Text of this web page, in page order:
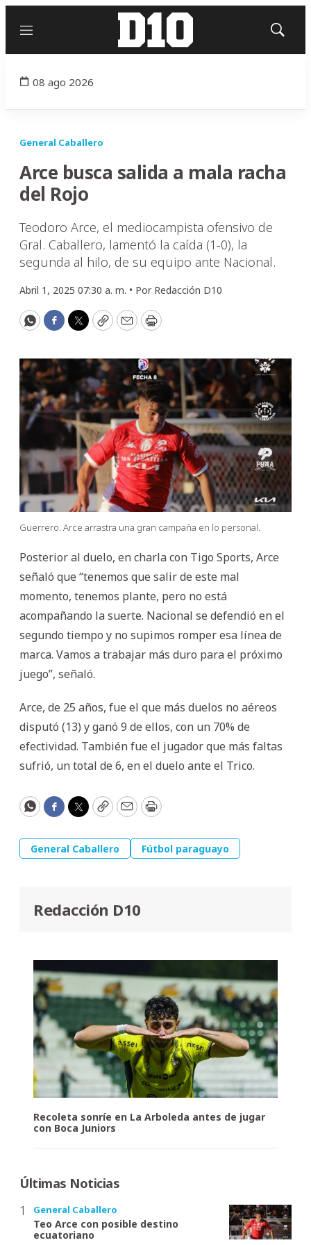
Menú
Mostrar
08 ago 2026
General Caballero
Arce busca salida a mala racha
del Rojo
Teodoro Arce, el mediocampista ofensivo de
Gral. Caballero, lamentó la caída (1-0), la
segunda al hilo, de su equipo ante Nacional.
Abril 1, 2025 07:30 a. m. • Por Redacción D10
WhatsApp
Facebook
Twitter
CopyEmailPrint
Guerrero. Arce arrastra una gran campaña en lo personal.
Posterior al duelo, en charla con Tigo Sports, Arce
señaló que “tenemos que salir de este mal
momento, tenemos plante, pero no está
acompañando la suerte. Nacional se defendió en el
segundo tiempo y no supimos romper esa línea de
marca. Vamos a trabajar más duro para el próximo
juego”, señaló.
Arce, de 25 años, fue el que más duelos no aéreos
disputó (13) y ganó 9 de ellos, con un 70% de
efectividad. También fue el jugador que más faltas
sufrió, un total de 6, en el duelo ante el Trico.
WhatsApp
Facebook
Twitter
CopyEmailPrint
General Caballero Fútbol paraguayo
Redacción D10
Recoleta sonríe en La Arboleda antes de jugar
con Boca Juniors
Últimas Noticias
General Caballero
Teo Arce con posible destino
ecuatoriano